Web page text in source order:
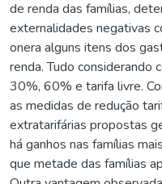
de renda das famílias,
externalidades negativas
onera alguns itens dos
renda. Tudo considerando
30%, 60% e tarifa livre.
as medidas de redução
extratarifárias propostas
há ganhos nas famílias
que metade das famílias